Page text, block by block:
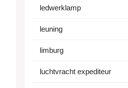
ledwerklamp
leuning
limburg
luchtvracht expediteur